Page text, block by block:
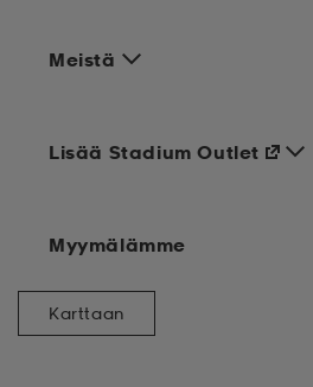
Meistä
Lisää Stadium Outlet
Myymälämme
Karttaan